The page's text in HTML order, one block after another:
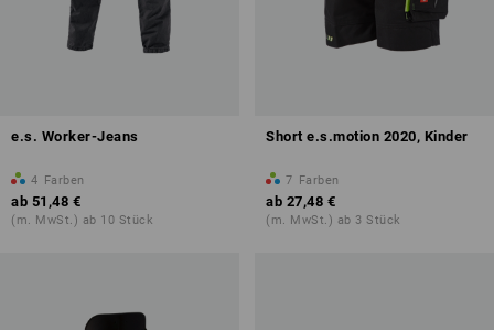
e.s. Worker-Jeans
4 Farben
ab 51,48 €
(m. MwSt.) ab 10 Stück
Short e.s.motion 2020, Kinder
7 Farben
ab 27,48 €
(m. MwSt.) ab 3 Stück